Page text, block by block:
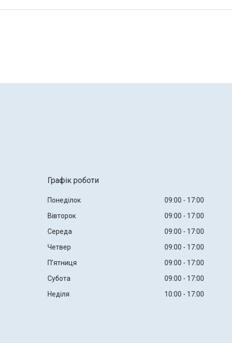
Графік роботи
Понеділок 09:00
17:00
Вівторок
09:00
17:00
Середа
09:00
17:00
Четвер
09:00
17:00
Пʼятниця
09:00
17:00
Субота
09:00
17:00
Неділя
10:00 17:00